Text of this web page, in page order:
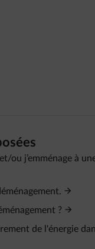
ou j’emménage à
?
de l'énergie